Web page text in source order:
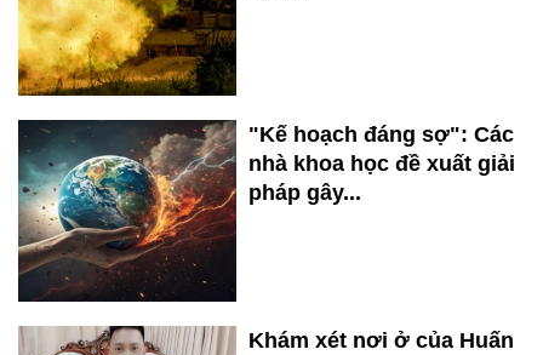
"Kế hoạch đáng sợ": Các
nhà khoa học đề xuất giải
pháp gây...
Khám xét nơi ở của Huấn